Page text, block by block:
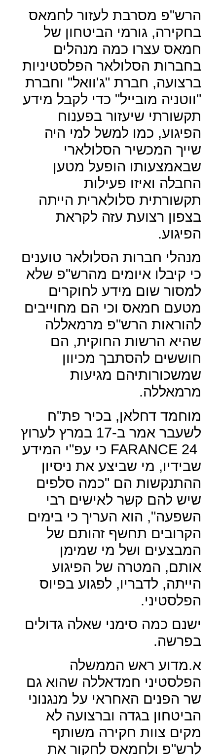
הרש"פ מסרבת לעזור לחמאס
בחקירה, גורמי הביטחון של
חמאס עצרו כמה מנהלים
בחברות הסלולאר הפלסטיניות
ברצועה, חברת "ג'וואל" וחברת
"ווטניה מובייל" כדי לקבל מידע
תקשורתי שיעזור בפענוח
הפיגוע, כמו למשל למי היה
שייך המכשיר הסלולארי
שבאמצעותו הופעל מטען
החבלה ואיזו פעילות
תקשורתית סלולארית הייתה
בצפון רצועת עזה לקראת
הפיגוע.
מנהלי חברות הסלולאר טוענים
כי קיבלו איומים מהרש"פ שלא
למסור שום מידע לחוקרים
מטעם חמאס וכי הם מחוייבים
להוראות הרש"פ מרמאללה
שהיא הרשות החוקית, הם
חוששים להסתבך מכיוון
שמשכורותיהם מגיעות
מרמאללה.
מוחמד דחלאן, בכיר פת"ח
לשעבר אמר ב-17 במרץ לערוץ
FARANCE 24 כי עפ"י המידע
שבידיו, מי שביצע את ניסיון
ההתנקשות הם "כמה סלפים
שיש להם קשר לאישים רבי
השפעה", הוא העריך כי בימים
הקרובים תחשף זהותם של
המבצעים ושל מי שמימן
אותם, המטרה של הפיגוע
הייתה, לדבריו, לפגוע בפיוס
הפלסטיני.
ישנם כמה סימני שאלה גדולים
בפרשה.
א.מדוע ראש הממשלה
הפלסטיני חמדאללה שהוא גם
שר הפנים האחראי על מנגנוני
הביטחון בגדה וברצועה לא
מקים צוות חקירה משותף
לרש"פ ולחמאס לחקור את